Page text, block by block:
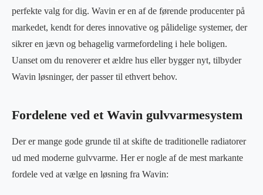
perfekte valg for dig. Wavin er en af de førende producenter på
markedet, kendt for deres innovative og pålidelige systemer, der
sikrer en jævn og behagelig varmefordeling i hele boligen.
Uanset om du renoverer et ældre hus eller bygger nyt, tilbyder
Wavin løsninger, der passer til ethvert behov.
Fordelene ved et Wavin gulvvarmesystem
Der er mange gode grunde til at skifte de traditionelle radiatorer
ud med moderne gulvvarme. Her er nogle af de mest markante
fordele ved at vælge en løsning fra Wavin: